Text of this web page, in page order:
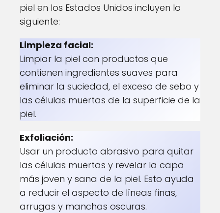
piel en los Estados Unidos incluyen lo
siguiente:
Limpieza facial:
Limpiar la piel con productos que
contienen ingredientes suaves para
eliminar la suciedad, el exceso de sebo y
las células muertas de la superficie de la
piel.
Exfoliación:
Usar un producto abrasivo para quitar
las células muertas y revelar la capa
más joven y sana de la piel. Esto ayuda
a reducir el aspecto de líneas finas,
arrugas y manchas oscuras.